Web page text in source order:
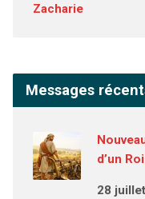
Zacharie
Messages
d’un
28